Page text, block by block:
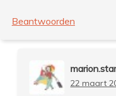
Beantwoorden
22 maart